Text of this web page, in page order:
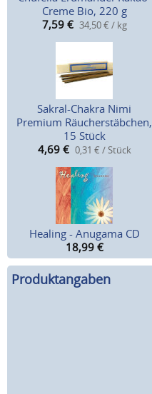
Creme Bio, 220 g
7,59 € 34,50 € / kg
Sakral-Chakra Nimi
Premium Räucherstäbchen,
15 Stück
4,69 € 0,31 € / Stück
Healing - Anugama CD
18,99 €
Produktangaben